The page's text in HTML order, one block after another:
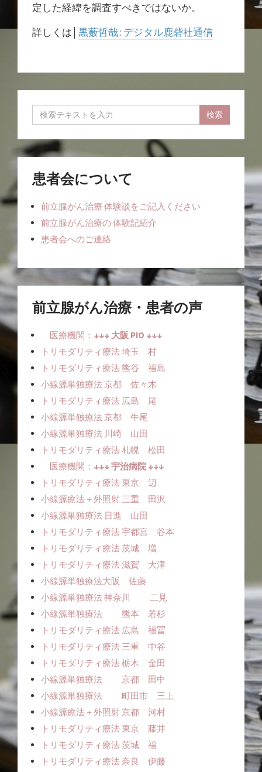
定した経緯を調査すべきではないか。
詳しくは│ 黒薮哲哉 : デジタル鹿砦社通信
患者会について
前立腺がん治療 体験談をご記入ください
前立腺がん治療の 体験記紹介
患者会へのご連絡
前立腺がん治療・患者の声
医療機関： ↓↓↓ 大阪 PIO ↓↓↓
トリモダリティ療法 埼玉 村
トリモダリティ療法 熊谷 福島
小線源単独療法ㅤ 京都 佐々木
トリモダリティ療法 広島 尾
小線源単独療法ㅤㅤ 京都 牛尾
小線源単独療法ㅤㅤ 川崎 山田
トリモダリティ療法 札幌 松田
医療機関： ↓↓↓ 宇治病院 ↓↓↓
トリモダリティ療法 東京 辺
小線源療法＋外照射 三重 田沢
小線源単独療法ㅤㅤ 日進 山田
トリモダリティ療法 宇都宮 谷本
トリモダリティ療法 茨城 増
トリモダリティ療法 滋賀 大津
小線源単独療法ㅤㅤ大阪 佐藤
小線源単独療法 神奈川 二見
小線源単独療法 熊本 若杉
トリモダリティ療法 広島 福冨
トリモダリティ療法 三重 中谷
トリモダリティ療法 栃木 金田
小線源単独療法 京都 田中
小線源単独療法 町田市 三上
小線源療法＋外照射 京都 河村
トリモダリティ療法 東京 藤井
トリモダリティ療法 茨城 福
トリモダリティ療法 奈良 伊藤